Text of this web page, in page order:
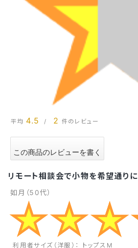
平均 4.5 / 2 件のレビュー
リモート相談会で小物を希望通りに
如月（50代）
利用者サイズ（洋服）： トップスM